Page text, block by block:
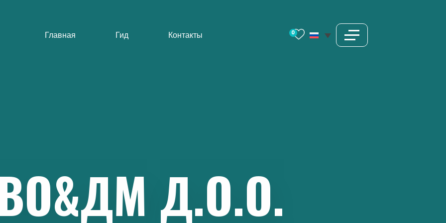
Главная Гид Контакты 0
Д.О.О.